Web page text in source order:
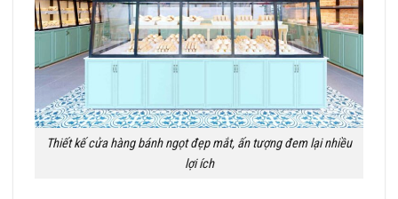
Thiết kế cửa hàng bánh ngọt đẹp mắt, ấn tượng đem lại nhiều
lợi ích